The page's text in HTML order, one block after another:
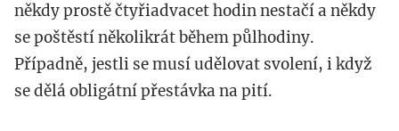
někdy prostě čtyřiadvacet hodin nestačí a někdy
se poštěstí několikrát během půlhodiny.
Případně, jestli se musí udělovat svolení, i když
se dělá obligátní přestávka na pití.